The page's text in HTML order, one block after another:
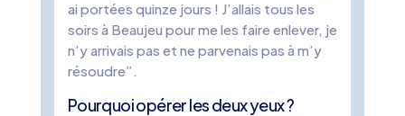
ai portées quinze jours ! J’allais tous les
soirs à Beaujeu pour me les faire enlever, je
n’y arrivais pas et ne parvenais pas à m’y
résoudre”.
Pourquoi opérer les deux yeux ?